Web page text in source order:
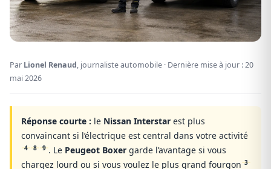
Par Lionel Renaud, journaliste automobile · Dernière mise à jour :20
mai 2026
Réponse courte : le Nissan Interstar est plus
convaincant si l’électrique est central dans votre activité
4 8 9 . Le Peugeot Boxer garde l’avantage si vous
chargez lourd ou si vous voulez le plus grand fourgon 3